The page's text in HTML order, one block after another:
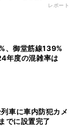
レポート
、御堂筋線139%
年度の混雑率は
列車に車内防犯カメ
でに設置完了